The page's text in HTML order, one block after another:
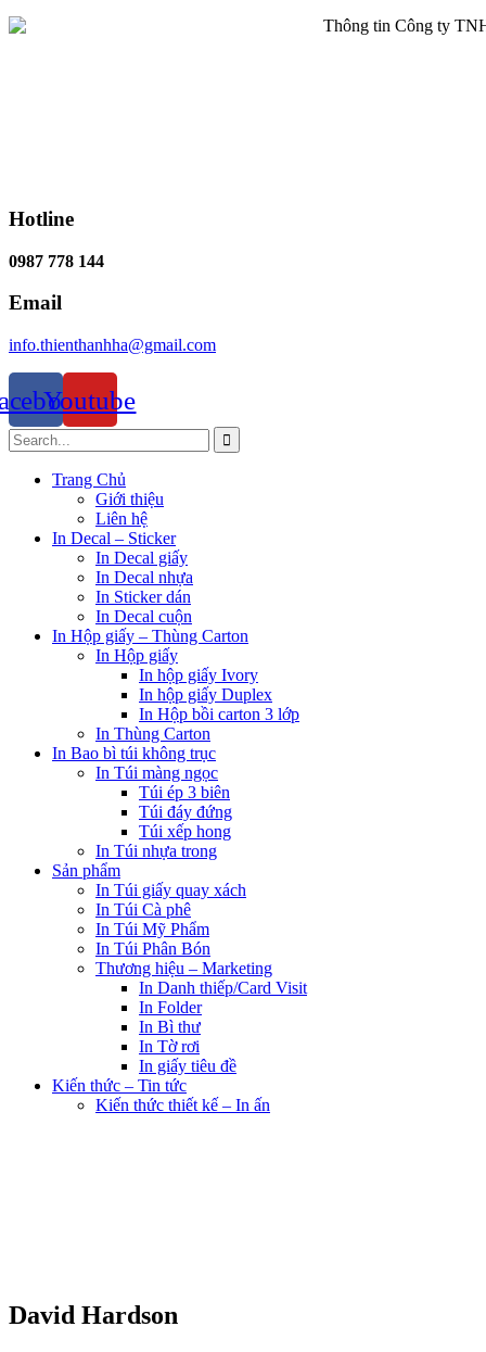
Hotline
0987 778 144
Email
info.thienthanhha@gmail.com
Youtube
Trang Chủ
Giới thiệu
Liên hệ
In Decal – Sticker
In Decal giấy
In Decal nhựa
In Sticker dán
In Decal cuộn
In Hộp giấy – Thùng Carton
In Hộp giấy
In hộp giấy Ivory
In hộp giấy Duplex
In Hộp bồi carton 3 lớp
In Thùng Carton
In Bao bì túi không trục
In Túi màng ngọc
Túi ép 3 biên
Túi đáy đứng
Túi xếp hong
In Túi nhựa trong
Sản phẩm
In Túi giấy quay xách
In Túi Cà phê
In Túi Mỹ Phẩm
In Túi Phân Bón
Thương hiệu – Marketing
In Danh thiếp/Card Visit
In Folder
In Bì thư
In Tờ rơi
In giấy tiêu đề
Kiến thức – Tin tức
Kiến thức thiết kế – In ấn
David Hardson